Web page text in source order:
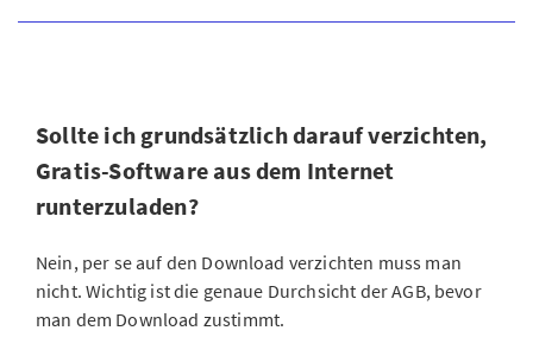
Sollte ich grundsätzlich darauf verzichten,
Gratis-Software aus dem Internet
runterzuladen?
Nein, per se auf den Download verzichten muss man
nicht. Wichtig ist die genaue Durchsicht der AGB, bevor
man dem Download zustimmt.